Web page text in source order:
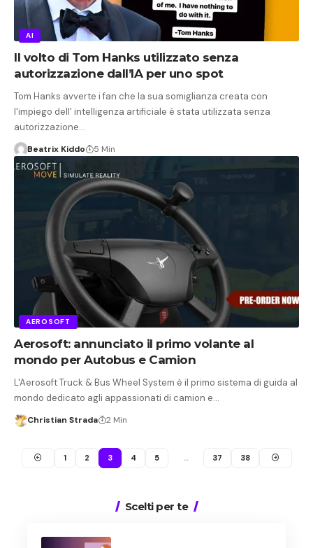
AI
Il volto di Tom Hanks utilizzato senza
autorizzazione dall’IA per uno spot
Tom Hanks avverte i fan che la sua somiglianza creata con
l'impiego dell' intelligenza artificiale è stata utilizzata senza
autorizzazione…
Beatrix Kiddo 5 Min
AEROSOFT
Aerosoft: annunciato il primo volante al
mondo per Autobus e Camion
L'Aerosoft Truck & Bus Wheel System è il primo sistema di guida al
mondo dedicato agli appassionati di camion e…
Christian Strada 2 Min
1 2 3 4 5 … 37 38
Scelti per te